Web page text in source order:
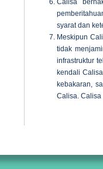
Calisa
syarat dan
Meskipun
tidak
infrastruktur
kendali
kebakaran,
Calisa. Calisa